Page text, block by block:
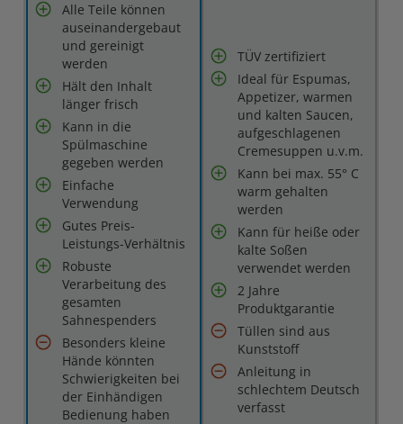
Alle Teile können
auseinandergebaut
und gereinigt
werden
Hält den Inhalt
länger frisch
Kann in die
Spülmaschine
gegeben werden
Einfache
Verwendung
Gutes Preis-
Leistungs-Verhältnis
Robuste
Verarbeitung des
gesamten
Sahnespenders
Besonders kleine
Hände könnten
Schwierigkeiten bei
der Einhändigen
Bedienung haben
TÜV zertifiziert
Ideal für Espumas,
Appetizer, warmen
und kalten Saucen,
aufgeschlagenen
Cremesuppen u.v.m.
Kann bei max. 55° C
warm gehalten
werden
Kann für heiße oder
kalte Soßen
verwendet werden
2 Jahre
Produktgarantie
Tüllen sind aus
Kunststoff
Anleitung in
schlechtem Deutsch
verfasst